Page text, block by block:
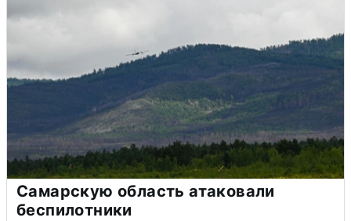
Самарскую область атаковали
беспилотники